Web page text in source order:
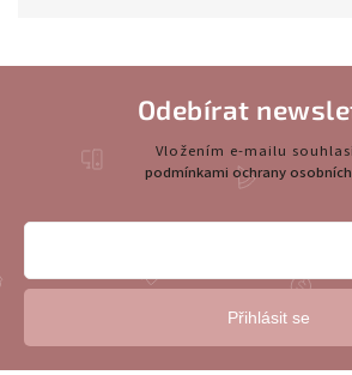
Odebírat
Vložením e-mailu
podmínkami ochrany
Přihlásit se